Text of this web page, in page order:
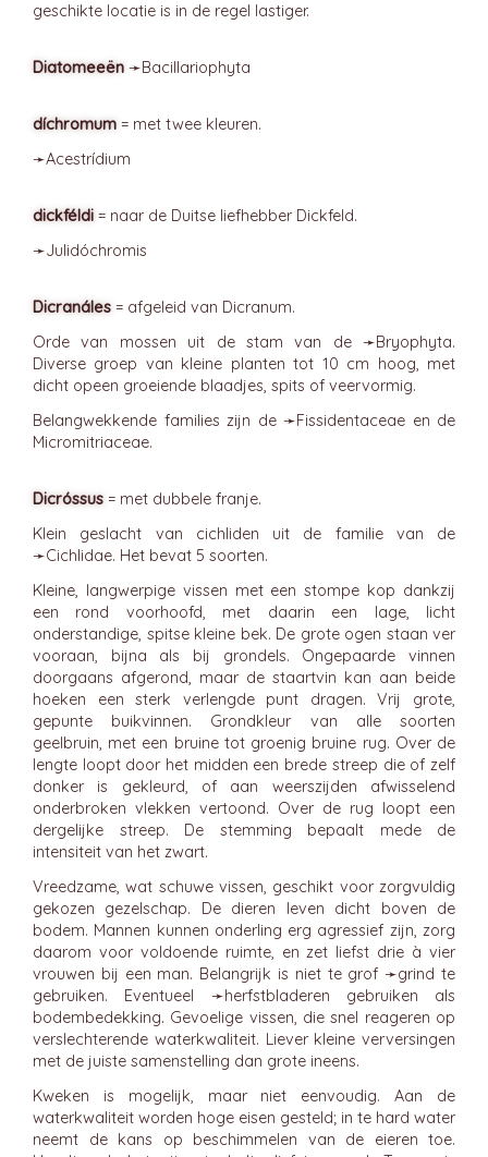
geschikte locatie is in de regel lastiger.
Diatomeeën ➛Bacillariophyta
díchromum = met twee kleuren.
➛Acestrídium
dickféldi = naar de Duitse liefhebber Dickfeld.
➛Julidóchromis
Dicranáles = afgeleid van Dicranum.
Orde van mossen uit de stam van de ➛Bryophyta.
Diverse groep van kleine planten tot 10 cm hoog, met
dicht opeen groeiende blaadjes, spits of veervormig.
Belangwekkende families zijn de ➛Fissidentaceae en de
Micromitriaceae.
Dicróssus = met dubbele franje.
Klein geslacht van cichliden uit de familie van de
➛Cichlidae. Het bevat 5 soorten.
Kleine, langwerpige vissen met een stompe kop dankzij
een rond voorhoofd, met daarin een lage, licht
onderstandige, spitse kleine bek. De grote ogen staan ver
vooraan, bijna als bij grondels. Ongepaarde vinnen
doorgaans afgerond, maar de staartvin kan aan beide
hoeken een sterk verlengde punt dragen. Vrij grote,
gepunte buikvinnen. Grondkleur van alle soorten
geelbruin, met een bruine tot groenig bruine rug. Over de
lengte loopt door het midden een brede streep die of zelf
donker is gekleurd, of aan weerszijden afwisselend
onderbroken vlekken vertoond. Over de rug loopt een
dergelijke streep. De stemming bepaalt mede de
intensiteit van het zwart.
Vreedzame, wat schuwe vissen, geschikt voor zorgvuldig
gekozen gezelschap. De dieren leven dicht boven de
bodem. Mannen kunnen onderling erg agressief zijn, zorg
daarom voor voldoende ruimte, en zet liefst drie à vier
vrouwen bij een man. Belangrijk is niet te grof ➛grind te
gebruiken. Eventueel ➛herfstbladeren gebruiken als
bodembedekking. Gevoelige vissen, die snel reageren op
verslechterende waterkwaliteit. Liever kleine verversingen
met de juiste samenstelling dan grote ineens.
Kweken is mogelijk, maar niet eenvoudig. Aan de
waterkwaliteit worden hoge eisen gesteld; in te hard water
neemt de kans op beschimmelen van de eieren toe.